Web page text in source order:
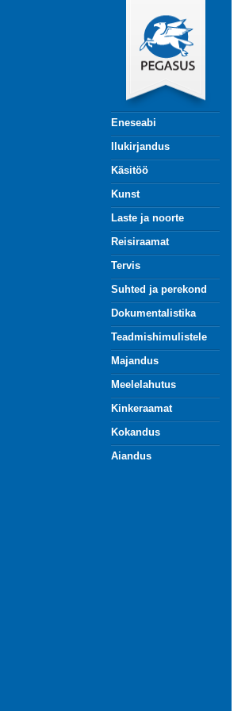
Eneseabi
Ilukirjandus
Käsitöö
Kunst
Laste ja noorte
Reisiraamat
Tervis
Suhted ja perekond
Dokumentalistika
Teadmishimulistele
Majandus
Meelelahutus
Kinkeraamat
Kokandus
Aiandus